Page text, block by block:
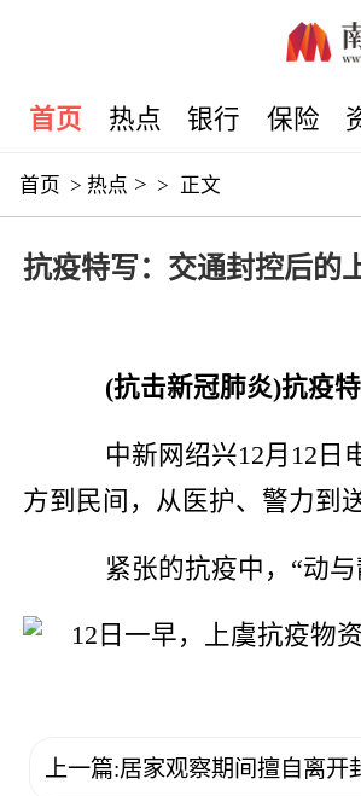
首页 热点 银行 保险
首页 > 热点 > > 正文
抗疫特写：交通封控后的
(抗击新冠肺炎)抗疫
中新网绍兴12月12日
方到民间，从医护、警力到
紧张的抗疫中，“动与静
上一篇:居家观察期间擅自离